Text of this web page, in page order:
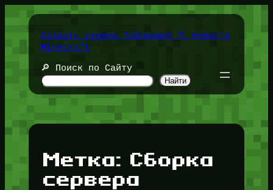
содержимомуСоздать сервер Майнкрафт ⛏️ Новости
Minecraft
🔎 Поиск по Сайту
Найти
Метка: Сборка
сервера